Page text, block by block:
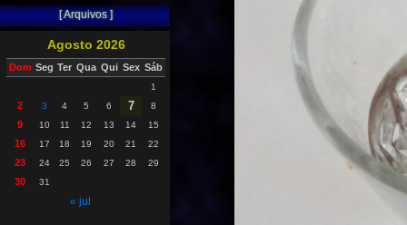
[ Arquivos ]
Agosto 2026
Dom Seg Ter Qua Qui Sex Sáb
1
2 3 4 5 6 7 8
9 10 11 12 13 14 15
16 17 18 19 20 21 22
23 24 25 26 27 28 29
30 31
« jul